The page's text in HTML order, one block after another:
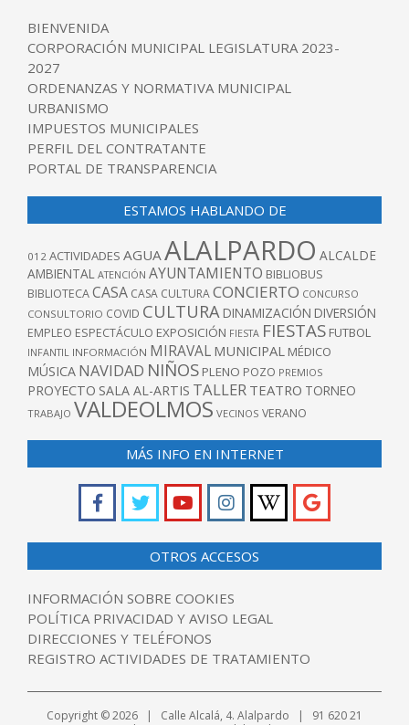
BIENVENIDA
CORPORACIÓN MUNICIPAL LEGISLATURA 2023-
2027
ORDENANZAS Y NORMATIVA MUNICIPAL
URBANISMO
IMPUESTOS MUNICIPALES
PERFIL DEL CONTRATANTE
PORTAL DE TRANSPARENCIA
ESTAMOS HABLANDO DE
012 ACTIVIDADES AGUAALALPARDO ALCALDE
AMBIENTAL ATENCIÓN AYUNTAMIENTO BIBLIOBUS
BIBLIOTECACASA CASA CULTURACONCIERTO CONCURSO
CONSULTORIO COVID CULTURA DINAMIZACIÓN DIVERSIÓN
EMPLEO ESPECTÁCULO EXPOSICIÓN FIESTA FIESTAS FUTBOL
INFANTIL INFORMACIÓN MIRAVAL MUNICIPAL MÉDICO
MÚSICA NAVIDAD NIÑOS PLENO POZO PREMIOS
PROYECTO SALA AL-ARTIS TALLER TEATRO TORNEO
TRABAJO VALDEOLMOS VECINOS VERANO
MÁS INFO EN INTERNET
OTROS ACCESOS
INFORMACIÓN SOBRE COOKIES
POLÍTICA PRIVACIDAD Y AVISO LEGAL
DIRECCIONES Y TELÉFONOS
REGISTRO ACTIVIDADES DE TRATAMIENTO
Copyright © 2026 | Calle Alcalá, 4. Alalpardo | 91 620 21